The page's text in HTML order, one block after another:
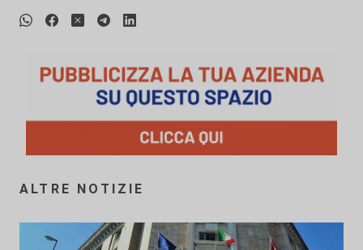
ALTRE NOTIZIE